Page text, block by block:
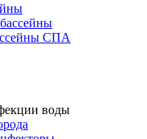
СПА
воды